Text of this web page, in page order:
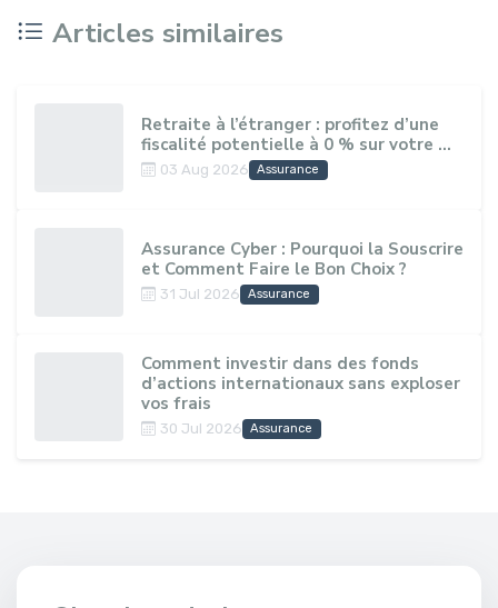
Articles similaires
Retraite à l’étranger : profitez d’une
fiscalité potentielle à 0 % sur votre ...
03 Aug 2026 Assurance
Assurance Cyber : Pourquoi la Souscrire
et Comment Faire le Bon Choix ?
31 Jul 2026 Assurance
Comment investir dans des fonds
d’actions internationaux sans exploser
vos frais
30 Jul 2026 Assurance